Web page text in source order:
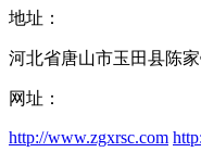
地址：
河北省唐山市玉田县陈
网址：
http://www.zgxrsc.com